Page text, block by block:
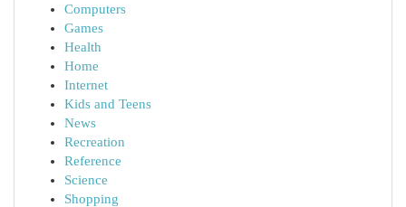
Computers
Games
Health
Home
Internet
Kids and Teens
News
Recreation
Reference
Science
Shopping